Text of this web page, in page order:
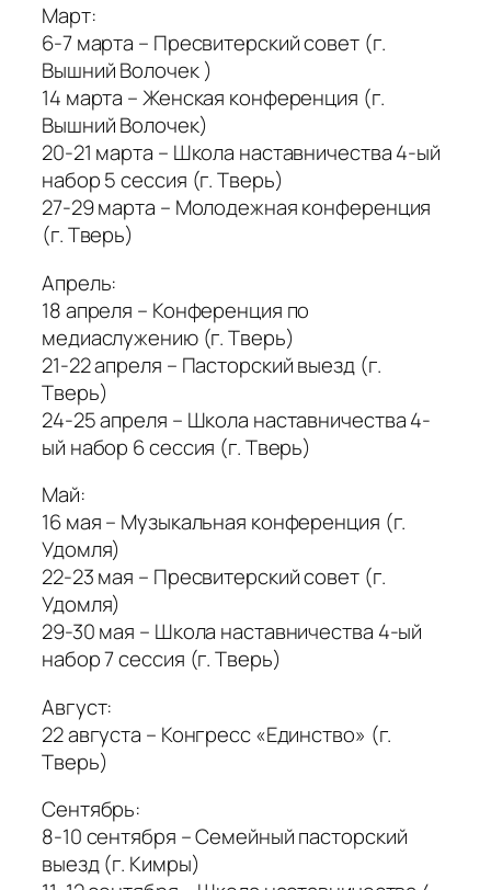
Март:
6-7 марта – Пресвитерский совет (г.
Вышний Волочек )
14 марта – Женская конференция (г.
Вышний Волочек)
20-21 марта – Школа наставничества 4-ый
набор 5 сессия (г. Тверь)
27-29 марта – Молодежная конференция
(г. Тверь)
Апрель:
18 апреля – Конференция по
медиаслужению (г. Тверь)
21-22 апреля – Пасторский выезд (г.
Тверь)
24-25 апреля – Школа наставничества 4-
ый набор 6 сессия (г. Тверь)
Май:
16 мая – Музыкальная конференция (г.
Удомля)
22-23 мая – Пресвитерский совет (г.
Удомля)
29-30 мая – Школа наставничества 4-ый
набор 7 сессия (г. Тверь)
Август:
22 августа – Конгресс «Единство» (г.
Тверь)
Сентябрь:
8-10 сентября – Семейный пасторский
выезд (г. Кимры)